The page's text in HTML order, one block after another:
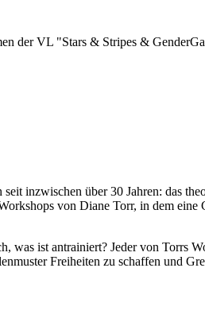
der VL "Stars & Stripes &
inzwischen über 30 Jahren: das
von Diane Torr, in dem eine
was ist antrainiert? Jeder von Torrs
Freiheiten zu schaffen und